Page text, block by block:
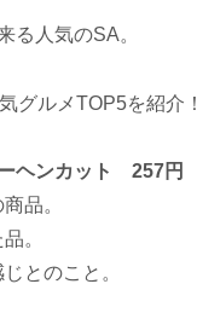
る人気のSA。
グルメTOP5を紹介！
ヘンカット 257円
品。
。
とのこと。